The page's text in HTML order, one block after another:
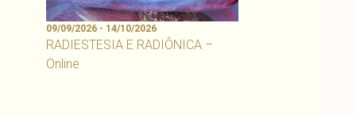
09/09/2026 - 14/10/2026
RADIESTESIA E RADIÔNICA –
Online